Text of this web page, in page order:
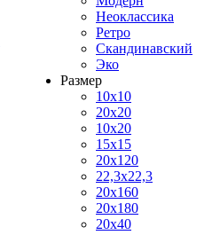
Неоклассика
Ретро
Скандинавский
Эко
Размер
10x10
20x20
10x20
15x15
20x120
22,3x22,3
20x160
20x180
20x40